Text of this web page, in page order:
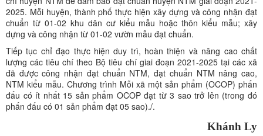
2025. Mỗi huyện, thành phố thực hiện xây dựng và công nhận đạt
chuẩn từ 01-02 khu dân cư kiểu mẫu hoặc thôn kiểu mẫu; xây
dựng và công nhận từ 01-02 vườn mẫu đạt chuẩn.
Tiếp tục chỉ đạo thực hiện duy trì, hoàn thiện và nâng cao chất
lượng các tiêu chí theo Bộ tiêu chí giai đoạn 2021-2025 tại các xã
đã được công nhận đạt chuẩn NTM, đạt chuẩn NTM nâng cao,
NTM kiểu mẫu. Chương trình Mỗi xã một sản phẩm (OCOP) phấn
đấu có ít nhất 15 sản phẩm OCOP đạt từ 3 sao trở lên (trong đó
phấn đấu có 01 sản phẩm đạt 05 sao)./.
Khánh Ly